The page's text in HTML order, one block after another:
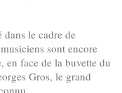
le cadre de
sont encore
en face de la buvette du
Gros, le grand